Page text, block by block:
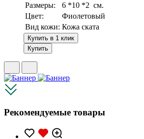
Размеры:
6 *10 *2 см.
Цвет:
Фиолетовый
Вид кожи: Кожа ската
Купить в 1 клик
Купить
Рекомендуемые товары